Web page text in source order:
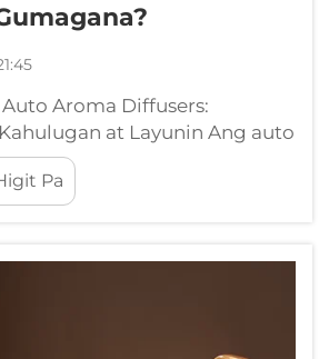
Aroma Diffusers:
at Layunin Ang auto
ay gumagana sa
pagkalat ng mga essential
nagdudulot ng
aromatherapy.
Pa